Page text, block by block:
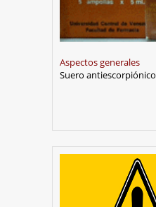
Aspectos generales
Suero antiescorpiónico